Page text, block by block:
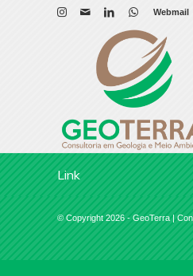
Webmail
Link
© Copyright 2026 - GeoTerra |